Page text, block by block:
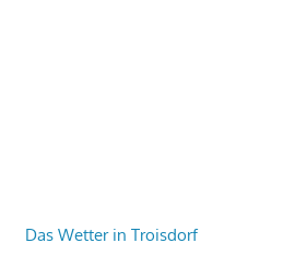
Das Wetter in Troisdorf